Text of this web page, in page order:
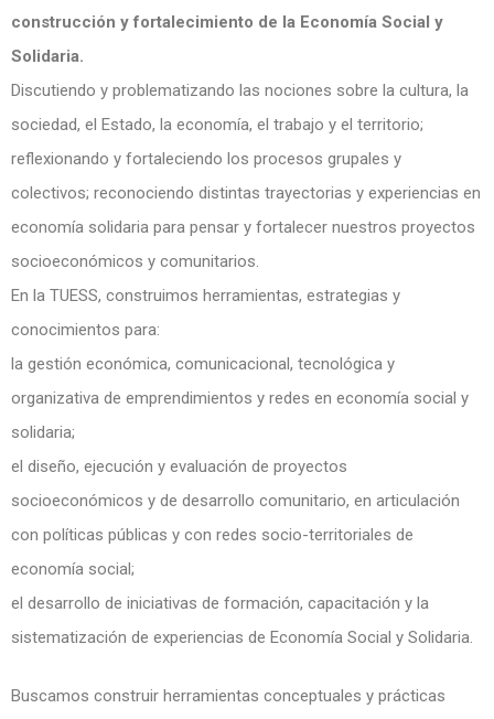
construcción y fortalecimiento de la Economía Social y
Solidaria.
Discutiendo y problematizando las nociones sobre la cultura, la
sociedad, el Estado, la economía, el trabajo y el territorio;
reflexionando y fortaleciendo los procesos grupales y
colectivos; reconociendo distintas trayectorias y experiencias en
economía solidaria para pensar y fortalecer nuestros proyectos
socioeconómicos y comunitarios.
En la TUESS, construimos herramientas, estrategias y
conocimientos para:
la gestión económica, comunicacional, tecnológica y
organizativa de emprendimientos y redes en economía social y
solidaria;
el diseño, ejecución y evaluación de proyectos
socioeconómicos y de desarrollo comunitario, en articulación
con políticas públicas y con redes socio-territoriales de
economía social;
el desarrollo de iniciativas de formación, capacitación y la
sistematización de experiencias de Economía Social y Solidaria.
Buscamos construir herramientas conceptuales y prácticas